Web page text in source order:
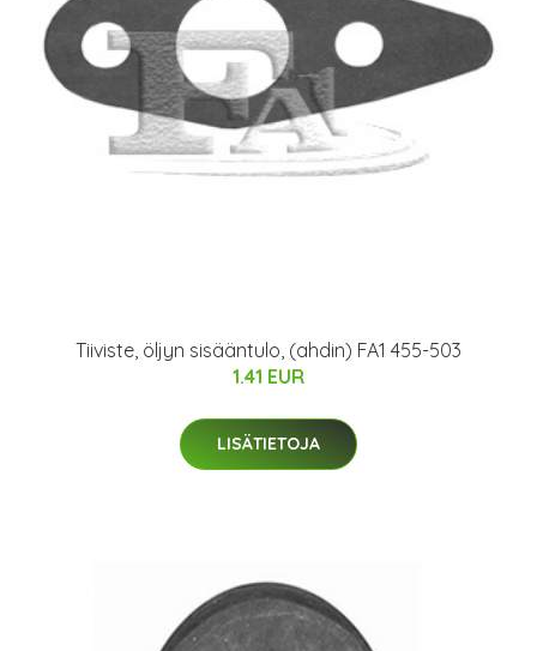
Tiiviste, öljyn sisääntulo, (ahdin) FA1 455-503
1.41 EUR
LISÄTIETOJA